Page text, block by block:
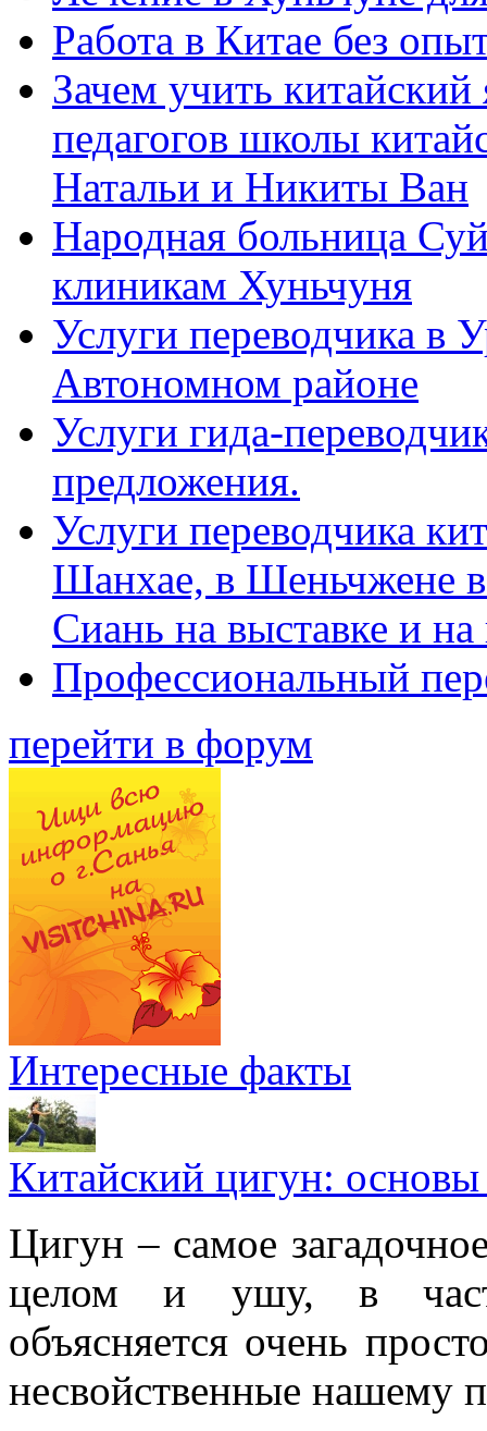
Работа в Китае без
Зачем учить
педагогов школы
Натальи и Никиты Ван
Народная больница
клиникам Хуньчуня
Услуги переводчика в
Автономном районе
Услуги гида-
предложения.
Услуги переводчика
Шанхае, в Шеньчжене
Сиань на выставке и
Профессиональный
перейти в форум
Интересные факты
Китайский цигун:
Цигун – самое
целом и ушу, в
объясняется очень
несвойственные нашему